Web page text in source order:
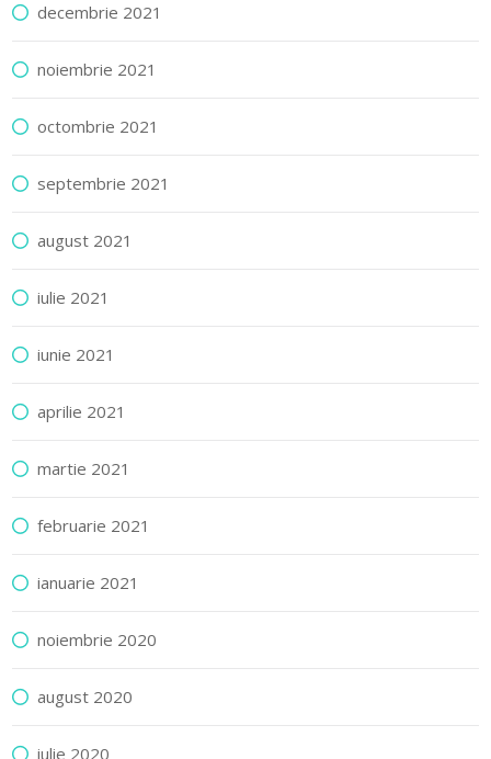
decembrie 2021
noiembrie 2021
octombrie 2021
septembrie 2021
august 2021
iulie 2021
iunie 2021
aprilie 2021
martie 2021
februarie 2021
ianuarie 2021
noiembrie 2020
august 2020
iulie 2020